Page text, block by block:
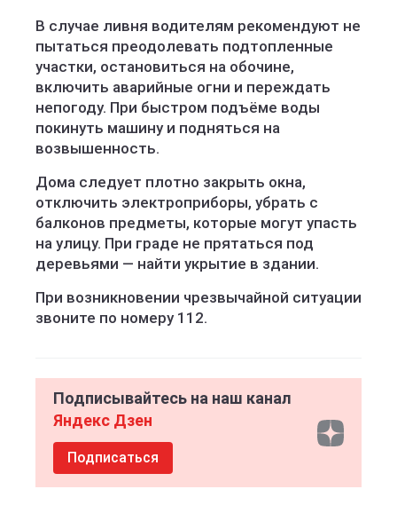
В случае ливня водителям рекомендуют не
пытаться преодолевать подтопленные
участки, остановиться на обочине,
включить аварийные огни и переждать
непогоду. При быстром подъёме воды
покинуть машину и подняться на
возвышенность.
Дома следует плотно закрыть окна,
отключить электроприборы, убрать с
балконов предметы, которые могут упасть
на улицу. При граде не прятаться под
деревьями — найти укрытие в здании.
При возникновении чрезвычайной ситуации
звоните по номеру 112.
Подписывайтесь на наш канал
Яндекс Дзен
Подписаться